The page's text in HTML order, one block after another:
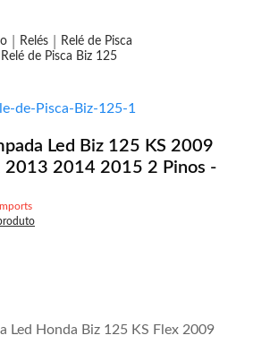
Relés
Relé de Pisca
Relé de Pisca Biz 125
Led Biz 125 KS 2009
2014 2015 2 Pinos -
Led Honda Biz 125 KS Flex 2009